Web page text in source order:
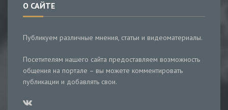
О САЙТЕ
Публикуем различные мнения, статьи и видеоматериалы.
Посетителям нашего сайта предоставляем возможность
общения на портале – вы можете комментировать
публикации и добавлять свои.